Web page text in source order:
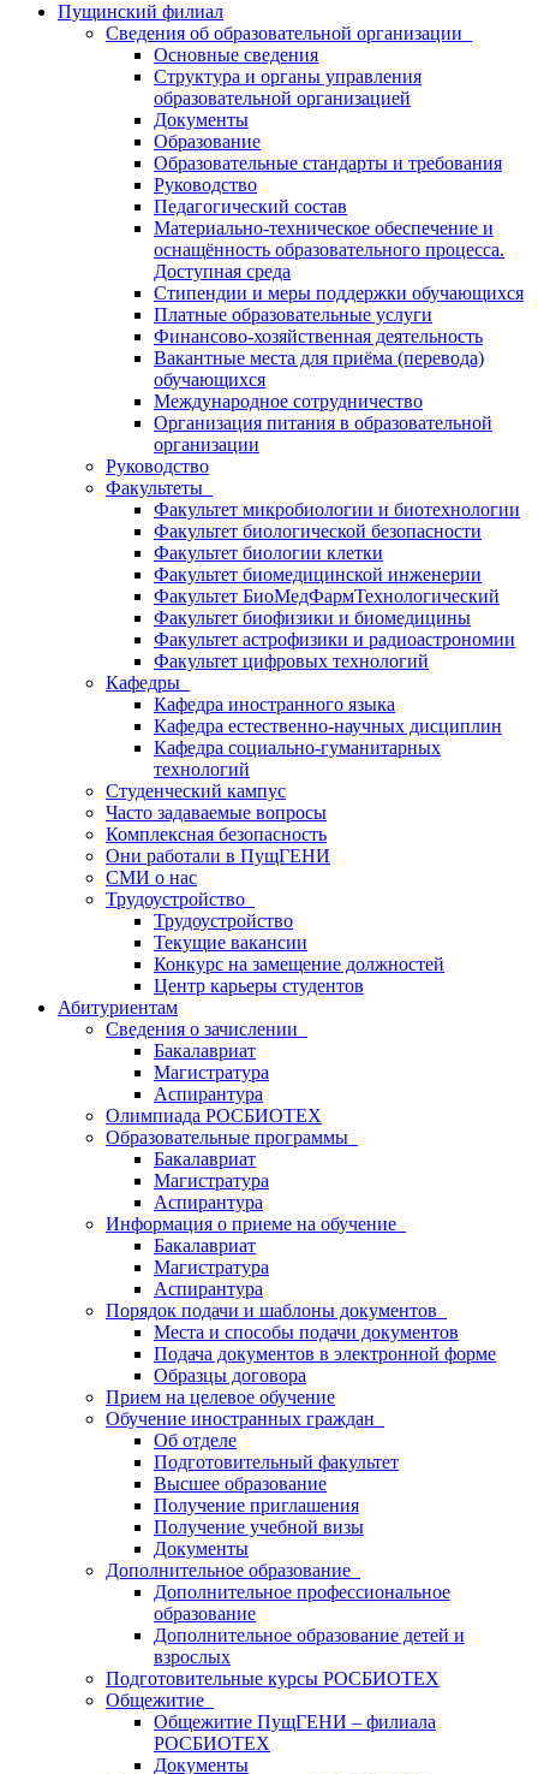
Пущинский филиал
Сведения об образовательной организации
Основные сведения
Структура и органы управления
образовательной организацией
Документы
Образование
Образовательные стандарты и требования
Руководство
Педагогический состав
Материально-техническое обеспечение и
оснащённость образовательного процесса.
Доступная среда
Стипендии и меры поддержки обучающихся
Платные образовательные услуги
Финансово-хозяйственная деятельность
Вакантные места для приёма (перевода)
обучающихся
Международное сотрудничество
Организация питания в образовательной
организации
Руководство
Факультеты
Факультет микробиологии и биотехнологии
Факультет биологической безопасности
Факультет биологии клетки
Факультет биомедицинской инженерии
Факультет БиоМедФармТехнологический
Факультет биофизики и биомедицины
Факультет астрофизики и радиоастрономии
Факультет цифровых технологий
Кафедры
Кафедра иностранного языка
Кафедра естественно-научных дисциплин
Кафедра социально-гуманитарных
технологий
Студенческий кампус
Часто задаваемые вопросы
Комплексная безопасность
Они работали в ПущГЕНИ
СМИ о нас
Трудоустройство
Трудоустройство
Текущие вакансии
Конкурс на замещение должностей
Центр карьеры студентов
Абитуриентам
Сведения о зачислении
Бакалавриат
Магистратура
Аспирантура
Олимпиада РОСБИОТЕХ
Образовательные программы
Бакалавриат
Магистратура
Аспирантура
Информация о приеме на обучение
Бакалавриат
Магистратура
Аспирантура
Порядок подачи и шаблоны документов
Места и способы подачи документов
Подача документов в электронной форме
Образцы договора
Прием на целевое обучение
Обучение иностранных граждан
Об отделе
Подготовительный факультет
Высшее образование
Получение приглашения
Получение учебной визы
Документы
Дополнительное образование
Дополнительное профессиональное
образование
Дополнительное образование детей и
взрослых
Подготовительные курсы РОСБИОТЕХ
Общежитие
Общежитие ПущГЕНИ – филиала
РОСБИОТЕХ
Документы